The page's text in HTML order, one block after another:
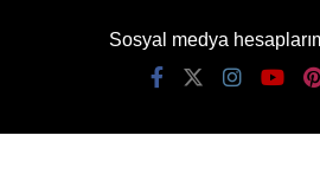
Sosyal medya